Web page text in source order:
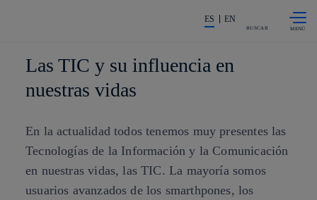
La acción en accionistas e
ES EN
BUSCAR
Las TIC y su influencia en
nuestras vidas
En la actualidad todos tenemos muy presentes las
Tecnologías de la Información y la Comunicación
en nuestras vidas, las TIC. La mayoría somos
usuarios avanzados de los smarthpones, los